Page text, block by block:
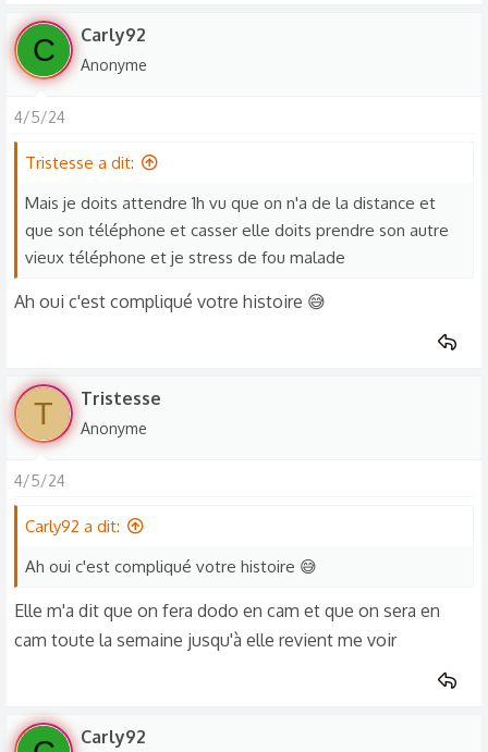
C Carly92
Anonyme
4/5/24
Tristesse a dit:
Mais je doits attendre 1h vu que on n'a de la distance et
que son téléphone et casser elle doits prendre son autre
vieux téléphone et je stress de fou malade
Ah oui c'est compliqué votre histoire 😅
T Tristesse
Anonyme
4/5/24
Carly92 a dit:
Ah oui c'est compliqué votre histoire 😅
Elle m'a dit que on fera dodo en cam et que on sera en
cam toute la semaine jusqu'à elle revient me voir
Carly92